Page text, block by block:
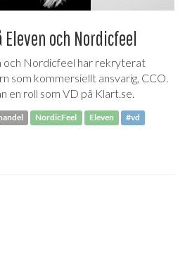
Eleven och Nordicfeel
och Nordicfeel har rekryterat
som kommersiellt ansvarig, CCO.
en roll som VD på Klart.se.
NordicFeel Eleven #vd